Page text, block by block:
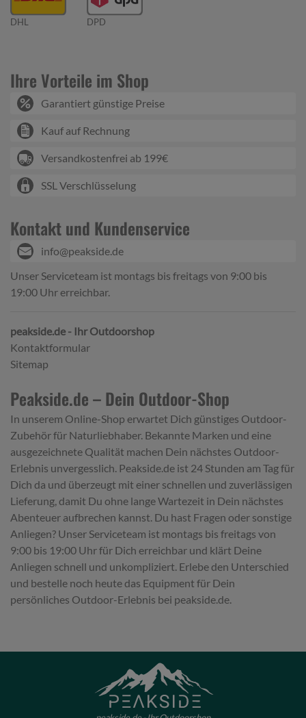
DHL DPD
Ihre Vorteile im Shop
Garantiert günstige Preise
Kauf auf Rechnung
Versandkostenfrei ab 199€
SSL Verschlüsselung
Kontakt und Kundenservice
info@peakside.de
Unser Serviceteam ist montags bis freitags von 9:00 bis
19:00 Uhr erreichbar.
peakside.de - Ihr Outdoorshop
Kontaktformular
Sitemap
Peakside.de – Dein Outdoor-Shop
In unserem Online-Shop erwartet Dich günstiges Outdoor-
Zubehör für Naturliebhaber. Bekannte Marken und eine
ausgezeichnete Qualität machen Dein nächstes Outdoor-
Erlebnis unvergesslich. Peakside.de ist 24 Stunden am Tag für
Dich da und überzeugt mit einer schnellen und zuverlässigen
Lieferung, damit Du ohne lange Wartezeit in Dein nächstes
Abenteuer aufbrechen kannst. Du hast Fragen oder sonstige
Anliegen? Unser Serviceteam ist montags bis freitags von
9:00 bis 19:00 Uhr für Dich erreichbar und klärt Deine
Anliegen schnell und unkompliziert. Erlebe den Unterschied
und bestelle noch heute das Equipment für Dein
persönliches Outdoor-Erlebnis bei peakside.de.